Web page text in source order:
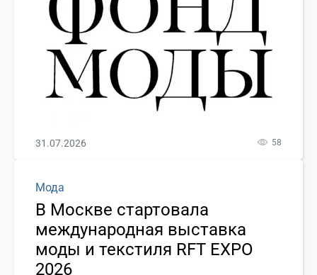
31.07.2026 58
Мода
В Москве стартовала
международная выставка
моды и текстиля RFT EXPO
2026